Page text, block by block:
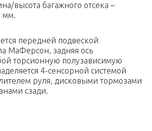
высота багажного отсека –
мм.
передней подвеской
МаФерсон, задняя ось
торсионную полузависимую
4-сенсорной системой
руля, дисковыми тормозами
сзади.